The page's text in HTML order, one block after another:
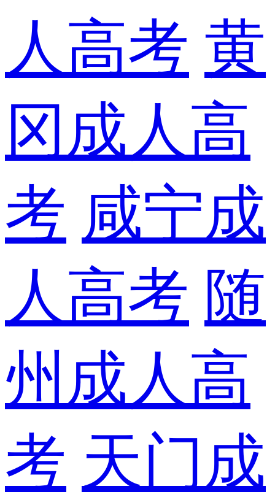
人高考 黄
冈成人高
考 咸宁成
人高考 随
州成人高
考 天门成